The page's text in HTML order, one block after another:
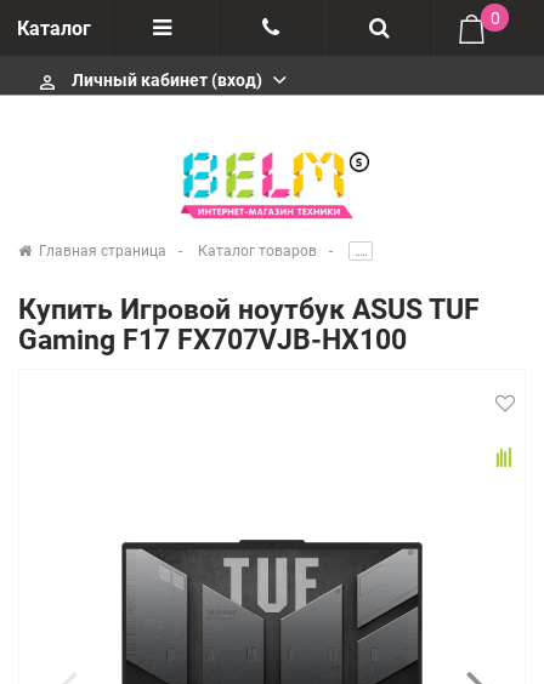
Каталог
Отзывы
Сервисные центры
+74952666992
0
perm_identity Личный кабинет (вход)
Главная страница Каталог товаров .....
Купить Игровой ноутбук ASUS TUF
Gaming F17 FX707VJB-HX100